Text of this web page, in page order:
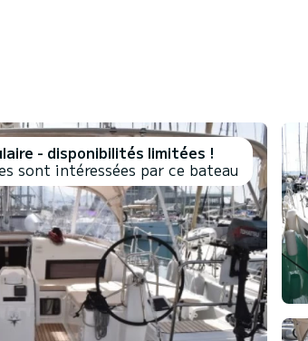
- disponibilités limitées !
sont intéressées par ce bateau